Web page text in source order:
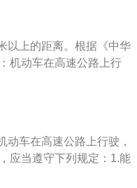
，但同方向行驶的后车与
应当开启雾灯和危险报警
雾、雨、雪、沙尘、冰雹
60公里，与同车道前车保
，与同车道前车保持50米
、示廓灯、前后位灯和
近的出口尽快驶离高速公
显示屏等方式发布速度限
灯、示廓灯和前后位
米以上的距离。高速公
驾驶的恶劣天气，而作为
能见度小于200米时，除
应对突发状况而造成的意
注前行道路。
以上的距离。根据《中华
机动车在高速公路上行
时，应当遵守下列规定：
、能见度小于100米时，
灯，车速不得超过每小时
度小于50米时，开启雾
速不得超过每小时20公
车在高速公路上行驶，
应当遵守下列规定：1.能
速不得超过每小时60公